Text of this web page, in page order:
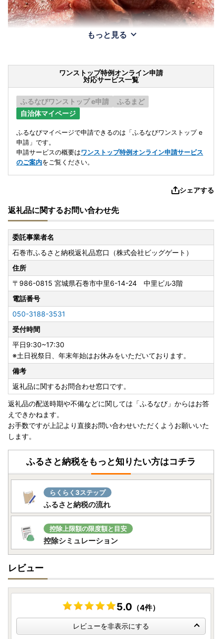
もっと見る
ワンストップ特例オンライン申請
対応サービス一覧
ふるなびワンストップ e申請
ふるまど
自治体マイページ
ふるなびマイページで申請できるのは「ふるなびワンストップ e
申請」です。
申請サービスの概要はワンストップ特例オンライン申請サービス
のご案内をご覧ください。
シェアする
返礼品に関するお問い合わせ先
委託事業者名
石巻市ふるさと納税返礼品窓口（株式会社ビッグゲート）
住所
〒986-0815 宮城県石巻市中里6-14-24 中里ビル3階
電話番号
050-3188-3531
受付時間
平日9:30~17:30
※土日祝祭日、年末年始はお休みをいただいております。
備考
返礼品に関するお問合わせ窓口です。
返礼品の配送時期や不備などに関しては「ふるなび」からはお答
えできかねます。
お手数ですが上記より直接お問い合わせいただくようお願いいた
します。
ふるさと納税をもっと知りたい方はコチラ
らくらく3ステップ
ふるさと納税の流れ
控除上限額の限度額と目安
控除シミュレーション
レビュー
5.0 （4件）
レビューを非表示にする